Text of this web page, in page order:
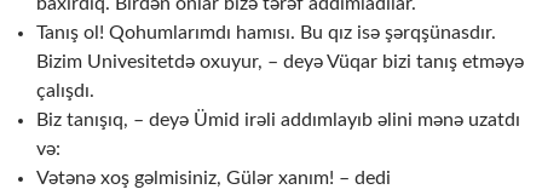
Tanış ol! Qohumlarımdı hamısı. Bu qız isə şərqşünasdır.
Bizim Univesitetdə oxuyur, – deyə Vüqar bizi tanış etməyə
çalışdı.
Biz tanışıq, – deyə Ümid irəli addımlayıb əlini mənə uzatdı
və:
Vətənə xoş gəlmisiniz, Gülər xanım! – dedi